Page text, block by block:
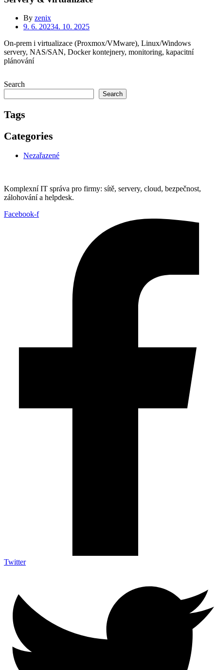
By zenix
9. 6. 20234. 10. 2025
On-prem i virtualizace (Proxmox/VMware), Linux/Windows
servery, NAS/SAN, Docker kontejnery, monitoring, kapacitní
plánování
Search
Search
Tags
Categories
Nezařazené
Komplexní IT správa pro firmy: sítě, servery, cloud, bezpečnost,
zálohování a helpdesk.
Facebook-f
Twitter